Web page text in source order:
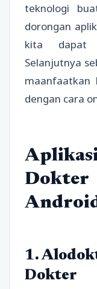
teknologi
dorongan
kita dapat
Selanjutnya
maanfaatkan
dengan cara
1.
Dokter